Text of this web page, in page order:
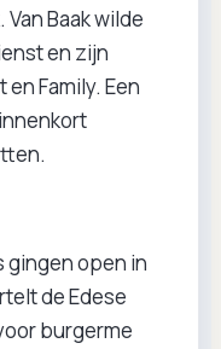
Baak wilde
en zijn
Family. Een
gingen open in
de Edese
burgerme